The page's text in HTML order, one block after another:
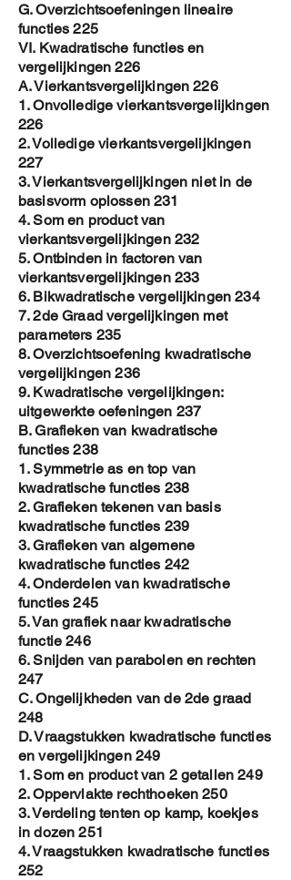
G. Overzichtsoefeningen lineaire
functies 225
VI. Kwadratische functies en
vergelijkingen 226
A. Vierkantsvergelijkingen 226
1. Onvolledige vierkantsvergelijkingen
226
2. Volledige vierkantsvergelijkingen
227
3. Vierkantsvergelijkingen niet in de
basisvorm oplossen 231
4. Som en product van
vierkantsvergelijkingen 232
5. Ontbinden in factoren van
vierkantsvergelijkingen 233
6. Bikwadratische vergelijkingen 234
7. 2de Graad vergelijkingen met
parameters 235
8. Overzichtsoefening kwadratische
vergelijkingen 236
9. Kwadratische vergelijkingen:
uitgewerkte oefeningen 237
B. Grafieken van kwadratische
functies 238
1. Symmetrie as en top van
kwadratische functies 238
2. Grafieken tekenen van basis
kwadratische functies 239
3. Grafieken van algemene
kwadratische functies 242
4. Onderdelen van kwadratische
functies 245
5. Van grafiek naar kwadratische
functie 246
6. Snijden van parabolen en rechten
247
C. Ongelijkheden van de 2de graad
248
D. Vraagstukken kwadratische functies
en vergelijkingen 249
1. Som en product van 2 getallen 249
2. Oppervlakte rechthoeken 250
3. Verdeling tenten op kamp, koekjes
in dozen 251
4. Vraagstukken kwadratische functies
252